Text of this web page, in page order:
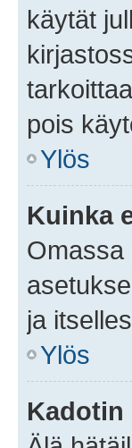
käytät
pois
Ylös
Kuinka
ja
Ylös
Kadotin